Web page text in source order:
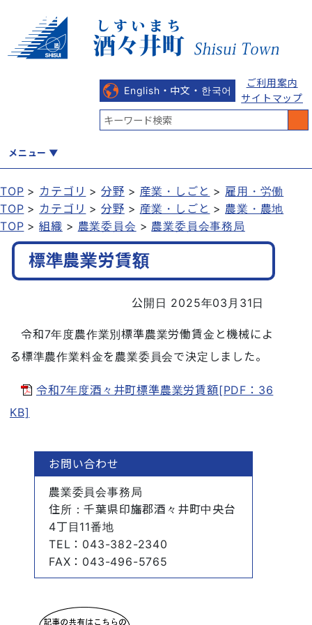
English・中文・한국어
ご利用案内
サイトマップ
メニュー
くらし 健康・福祉 教育・文化 観光・魅力 産業・しごと
行政 まちづくり 防災
TOP カテゴリ 分野 産業・しごと
雇用・労働
TOP
カテゴリ 分野 産業・しごと
農業・農地
TOP
組織 農業委員会 農業委員会事務局
標準農業労賃額
公開日 2025年03月31日
令和7年度農作業別標準農業労働賃金と機械によ
る標準農作業料金を農業委員会で決定しました。
令和7年度酒々井町標準農業労賃額[PDF：36
KB]
お問い合わせ
農業委員会事務局
住所 ：千葉県印旛郡酒々井町中央台
4丁目11番地
TEL ：043-382-2340
FAX ：043-496-5765